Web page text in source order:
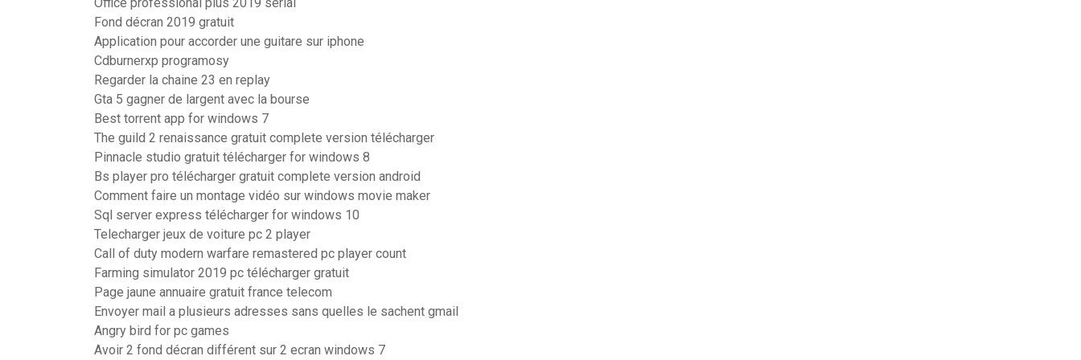
Fond décran 2019 gratuit
Application pour accorder une guitare sur iphone
Cdburnerxp programosy
Regarder la chaine 23 en replay
Gta 5 gagner de largent avec la bourse
Best torrent app for windows 7
The guild 2 renaissance gratuit complete version télécharger
Pinnacle studio gratuit télécharger for windows 8
Bs player pro télécharger gratuit complete version android
Comment faire un montage vidéo sur windows movie maker
Sql server express télécharger for windows 10
Telecharger jeux de voiture pc 2 player
Call of duty modern warfare remastered pc player count
Farming simulator 2019 pc télécharger gratuit
Page jaune annuaire gratuit france telecom
Envoyer mail a plusieurs adresses sans quelles le sachent gmail
Angry bird for pc games
Avoir 2 fond décran différent sur 2 ecran windows 7